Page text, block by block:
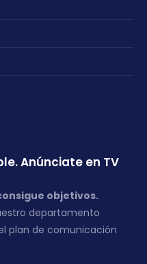
Anúnciate en TV
objetivos.
departamento
plan de comunicación